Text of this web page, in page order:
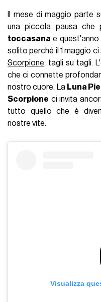
Il mese di maggio parte
una piccola pausa che
toccasana e quest'anno
solito perché il 1 maggio ci
Scorpione, tagli su tagli.
che ci connette
nostro cuore. La Luna
Scorpione ci invita
tutto quello che è
nostre vite.
Visualizza